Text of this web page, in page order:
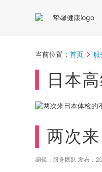
当前位置： 首页 服
日本
两次
编辑：服务团队 发布：